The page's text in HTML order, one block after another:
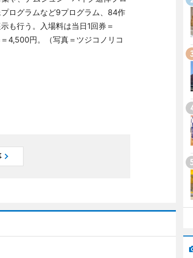
ログラムなど9プログラム、84作
も行う。入場料は当日1回券＝
4,500円。（写真＝ツジコノリコ